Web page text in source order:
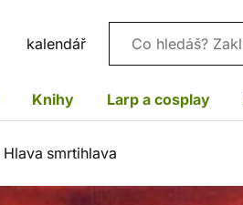
kalendář Vyhledávání
Knihy Larp a cosplay
Hlava smrtihlava